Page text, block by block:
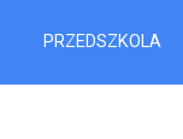
PRZEDSZKOLA